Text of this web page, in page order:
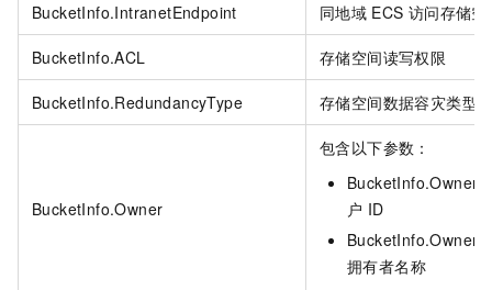
BucketInfo.IntranetEndpoint 同地域 ECS 访问存储
BucketInfo.ACL 存储空间读写权限
BucketInfo.RedundancyType 存储空间数据容灾类型
BucketInfo.Owner
包含以下参数：
户 ID
拥有者名称